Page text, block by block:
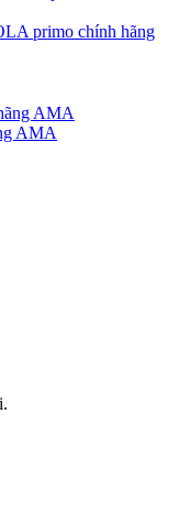
primo chính hãng
AMA